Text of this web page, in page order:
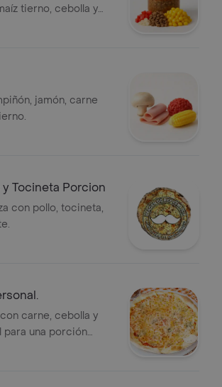
tierno, cebolla y
jamón, carne
Tocineta Porcion
con pollo, tocineta,
carne, cebolla y
para una porción